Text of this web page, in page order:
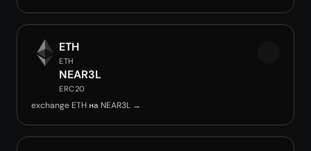
ETH
ETH
NEAR3L
ERC20
exchange ETH на NEAR3L →